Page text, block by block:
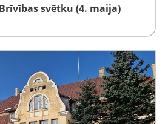
svētku (4. maija)